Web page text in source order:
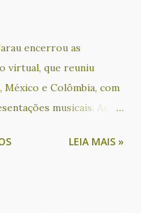
encerrou as
virtual, que reuniu
e Colômbia, com
musicais. As
em formato on-
LEIA MAIS »